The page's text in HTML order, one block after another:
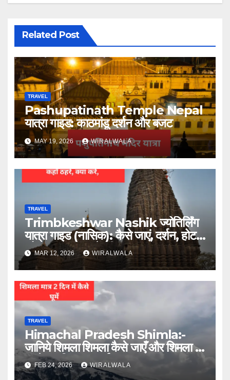
Related Post
TRAVEL
Pashupatinath Temple Nepal
यात्रा गाइड: काठमांडू दर्शन और बजट
MAY 19, 2026 WIRALWALA
TRAVEL
Trimbkeshwar Nashik ज्योतिर्लिंग
यात्रा गाइड (नासिक): कैसे जाएं, दर्शन, होटल
और आस पास घूमने की जगह
MAR 12, 2026 WIRALWALA
TRAVEL
Himachal Pradesh Shimla:-
जानिये शिमला शिमला कैसे जाएँ और शिमला में
घूमने का कितना खर्चा आएगा
FEB 24, 2026 WIRALWALA